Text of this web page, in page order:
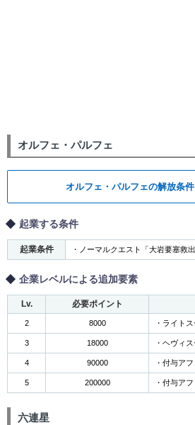
オルフェ・パルフェ
オルフェ・パルフェの解放条
起業する条件
起業条件 ・ノーマルクエスト「大岩要塞救
企業レベルによる追加要素
Lv. 必要ポイント
2 8000 ・ライト
3 18000 ・ヘヴィ
4 90000 ・付与ア
5 200000 ・付与ア
六連星